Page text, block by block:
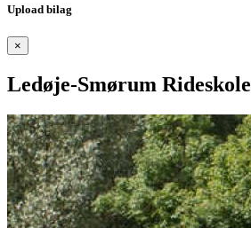
Upload bilag
×
Ledøje-Smørum Rideskole